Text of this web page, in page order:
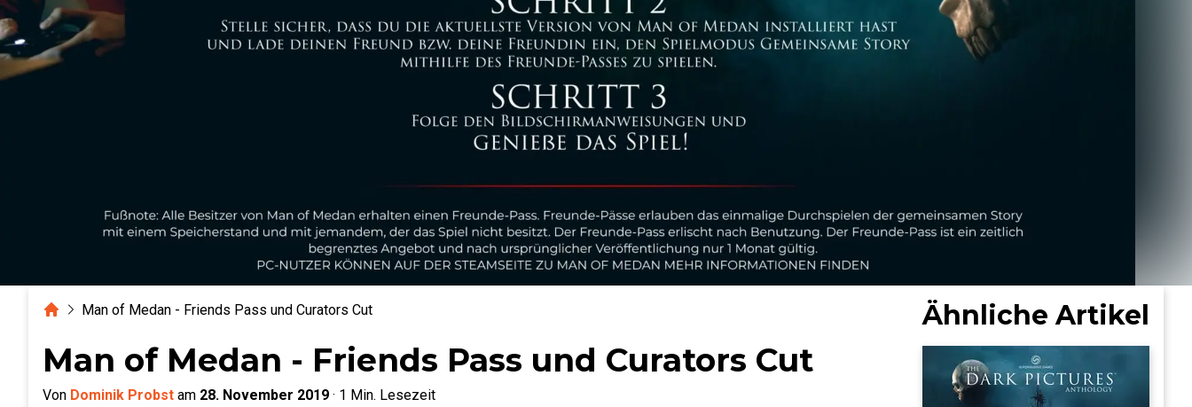
HomeMan of Medan - Friends Pass und Curators Cut
Man of Medan - Friends Pass und Curators Cut
Von Dominik Probst am 28. November 2019 · 1 Min. Lesezeit
Ähnliche Artikel